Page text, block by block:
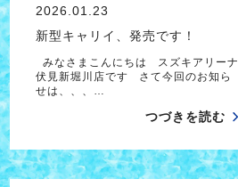
2026.01.23
新型キャリイ、発売です！
みなさまこんにちは スズキアリーナ
伏見新堀川店です さて今回のお知ら
せは、、、…
つづきを読む